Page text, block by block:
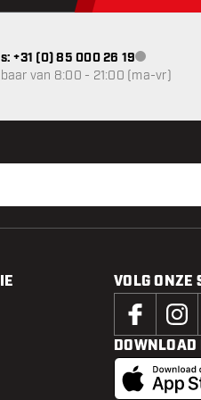
+31 (0) 85 000 26 19
van 8:00 - 21:00 (ma-vr)
VOLG ONZE
DOWNLOAD